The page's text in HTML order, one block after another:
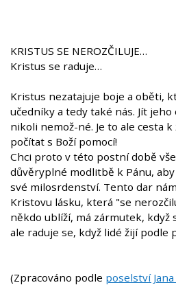
KRISTUS SE NEROZČILUJE…
Kristus se raduje…
Kristus nezatajuje boje a oběti,
učedníky a tedy také nás. Jít
nikoli nemož-né. Je to ale cesta
počítat s Boží pomocí!
Chci proto v této postní době
důvěryplné modlitbě k Pánu,
své milosrdenství. Tento dar
Kristovu lásku, která "se
někdo ublíží, má zármutek, když
ale raduje se, když lidé žijí podle
(Zpracováno podle poselství